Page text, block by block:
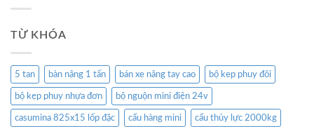
TỪ KHÓA
5 tan bàn nâng 1 tấn bán xe nâng tay cao bộ kep phuy đôi
bộ kẹp phuy nhựa đơn bộ nguộn mini điện 24v
casumina 825x15 lốp đặc cẩu hàng mini cẩu thủy lực 2000kg